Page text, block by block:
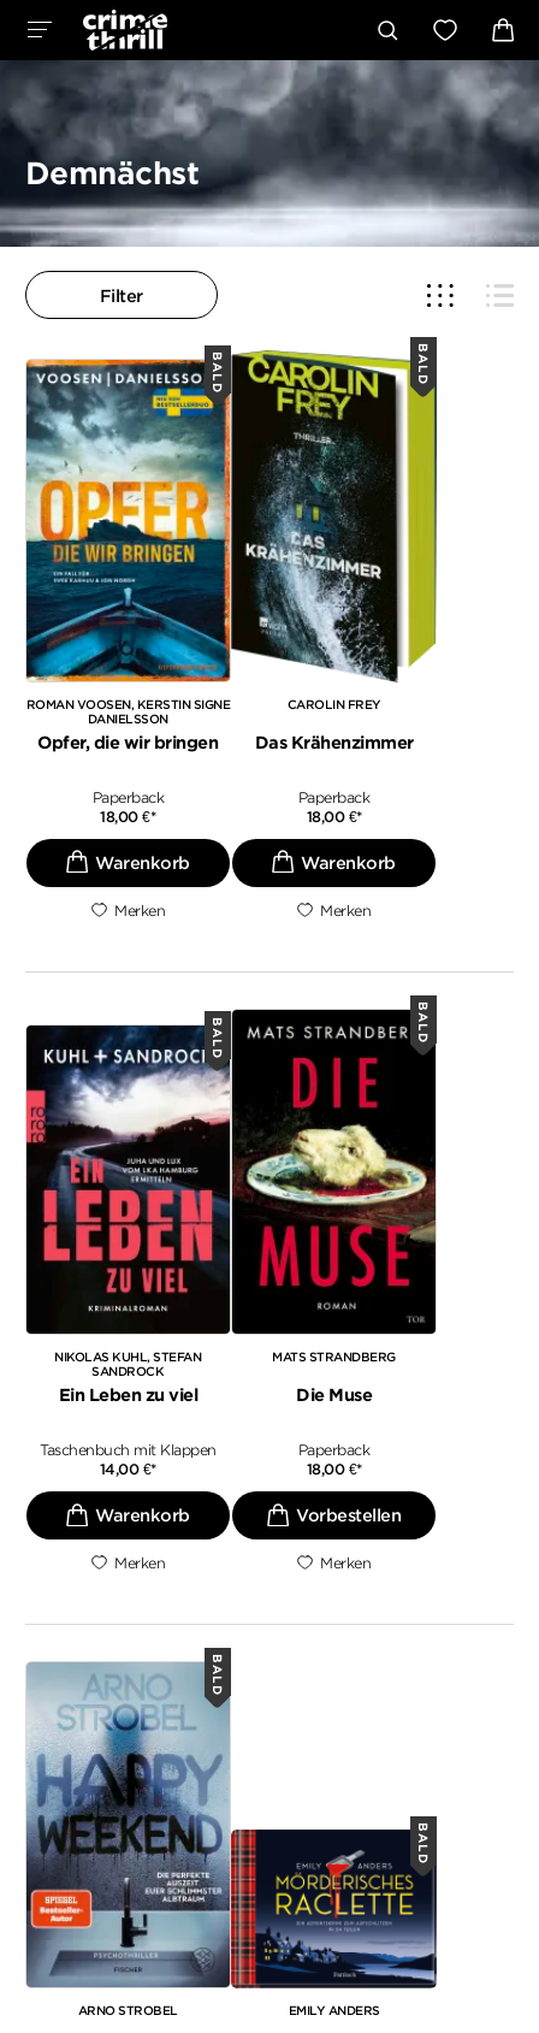
Demnächst
Filter
BALD
ROMAN VOOSEN KERSTIN SIGNE
DANIELSSON
Opfer, die wir bringen
Paperback
18,00€*
Merken
BALD
CAROLIN FREY
Das Krähenzimmer
Paperback
18,00 €*
Merken
BALD
NIKOLAS KUHL STEFAN
SANDROCK
Ein Leben zu viel
Taschenbuch mit Klappen
14,00 €*
Merken
BALD
MATS STRANDBERG
Die Muse
Paperback
18,00 €*
Merken
BALD
ARNO STROBEL
BALD
EMILY ANDERS